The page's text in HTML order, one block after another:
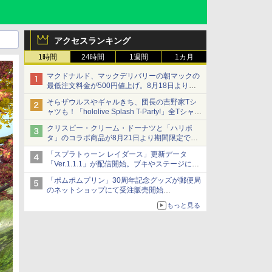
アクセスランキング
1時間 24時間 1週間 1カ月
マクドナルド、マックデリバリーの朝マックの
最低注文料金が500円値上げ。8月18日より
1,500円から受付
そらザウルスやギャルきち、団長の吉野家Tシ
ャツも！「hololive Splash T-Party!」全Tシャツ
ラインナップ公開＆オンライン販売開始
クリスピー・クリーム・ドーナツと「ハリポ
タ」のコラボ商品が8月21日より期間限定で発
売
組分け帽子ドーナツなど見た目も楽しい商品が
登場
「スプラトゥーン レイダース」更新データ
「Ver.1.1.1」が配信開始。ブキやステージに関
する不具合を修正
「ポムポムプリン」30周年記念グッズが郵便局
のネットショップにて受注販売開始
「おもちもちもちクッション」など今年だけの
もっと見る